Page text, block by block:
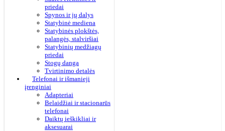
priedai
Spynos ir jų dalys
Statybinė mediena
Statybinės plokštės,
palangės, stalviršiai
Statybinių medžiagų
priedai
Stogų danga
Tvirtinimo detalės
Telefonai ir išmanieji
įrenginiai
Adapteriai
Belaidžiai ir stacionarūs
telefonai
Daiktų ieškikliai ir
aksesuarai